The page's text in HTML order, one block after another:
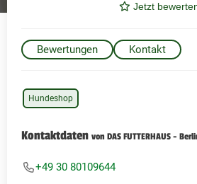
Jetzt
Bewertungen Kontakt
Hundeshop
Kontaktdaten von DAS FUTTERHAUS -
+49 30 80109644